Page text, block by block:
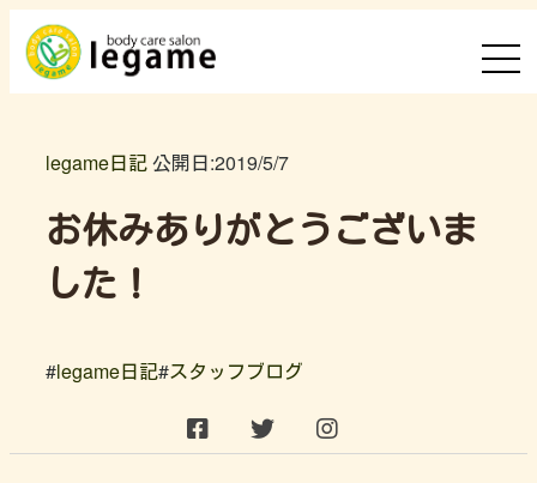
legame日記公開日:2019/5/7
お休みありがとうございま
した！
#legame日記#スタッフブログ